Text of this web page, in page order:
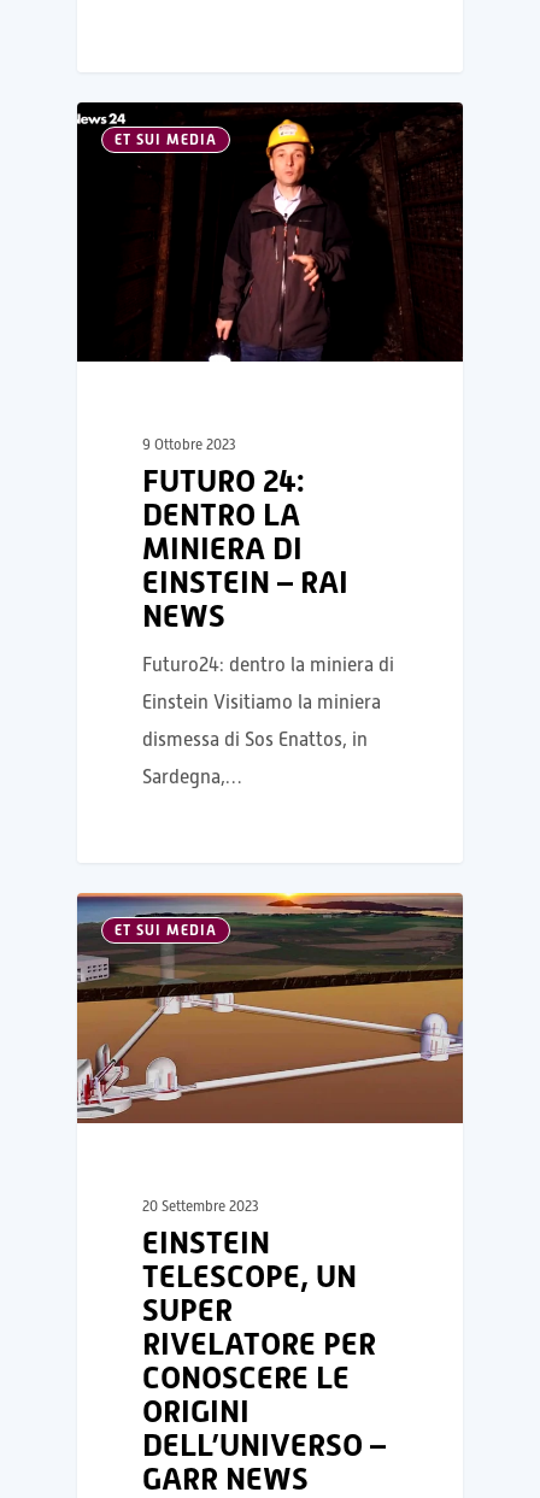
ET SUI MEDIA
9 Ottobre 2023
FUTURO 24:
DENTRO LA
MINIERA DI
EINSTEIN – RAI
NEWS
Futuro24: dentro la miniera di
Einstein Visitiamo la miniera
dismessa di Sos Enattos, in
Sardegna,…
ET SUI MEDIA
20 Settembre 2023
EINSTEIN
TELESCOPE, UN
SUPER
RIVELATORE PER
CONOSCERE LE
ORIGINI
DELL’UNIVERSO –
GARR NEWS